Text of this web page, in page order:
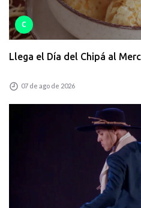
C
Llega el Día del Chipá al
07 de ago de 2026